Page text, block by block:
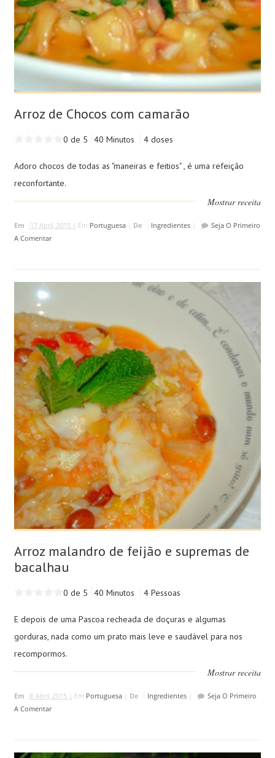
Arroz de Chocos com camarão
0 de 5 40 Minutos 4 doses
Adoro chocos de todas as "maneiras e feitios" , é uma refeição
reconfortante.
Mostrar receita
Em 17 Abril, 2015 | Em Portuguesa| De Ingredientes|
Seja O Primeiro
A Comentar
Arroz malandro de feijão e supremas de
bacalhau
0 de 5 40 Minutos 4 Pessoas
E depois de uma Pascoa recheada de doçuras e algumas
gorduras, nada como um prato mais leve e saudável para nos
recompormos.
Mostrar receita
Em 6 Abril, 2015 | Em Portuguesa| De Ingredientes|
Seja O Primeiro
A Comentar